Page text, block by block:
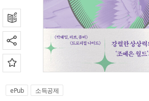
ePub 소득공제